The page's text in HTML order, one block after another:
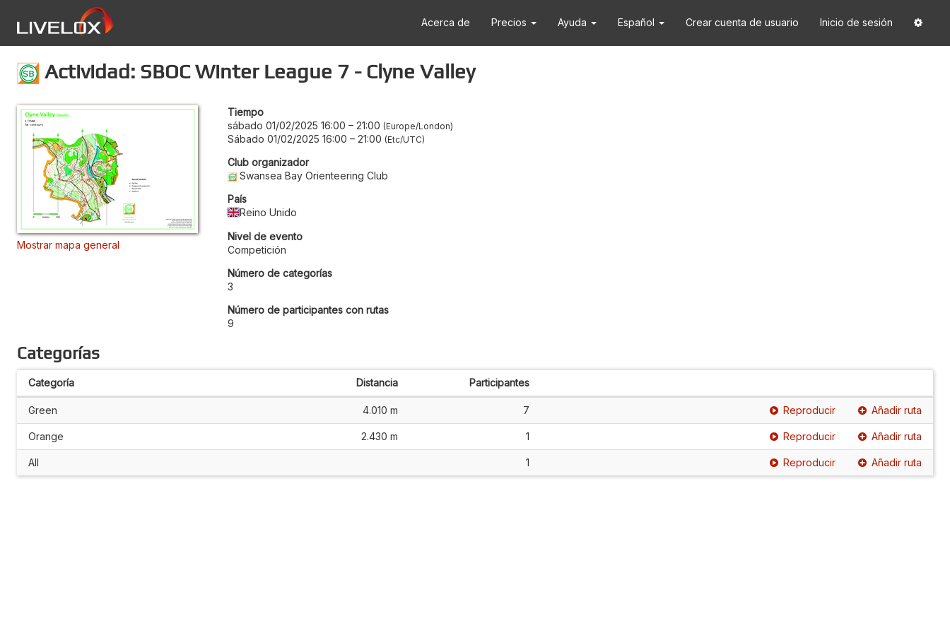
Acerca de Precios Ayuda Español Crear cuenta de usuario Inicio de sesión
Actividad: SBOC Winter League 7 - Clyne Valley
Mostrar mapa general
Tiempo
sábado 01/02/2025 16:00 – 21:00 Europe/London
Sábado 01/02/2025 16:00 – 21:00 Etc/UTC
Club organizador
Swansea Bay Orienteering Club
País
Reino Unido
Nivel de evento
Competición
Número de categorías
3
Número de participantes con rutas
9
Categorías
Categoría Distancia Participantes
Green 4.010 m 7 Reproducir Añadir ruta
Orange 2.430 m 1 Reproducir Añadir ruta
All 1 Reproducir Añadir ruta